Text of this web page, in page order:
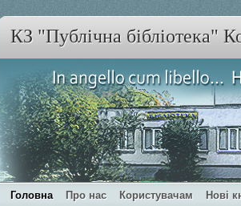
КЗ "Публічна бібліотека"
Головна Про нас Користувачам Нові